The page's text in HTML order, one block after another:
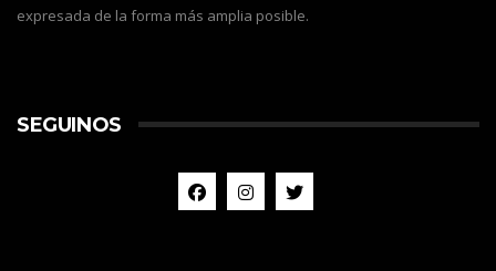
expresada de la forma más amplia posible.
SEGUINOS